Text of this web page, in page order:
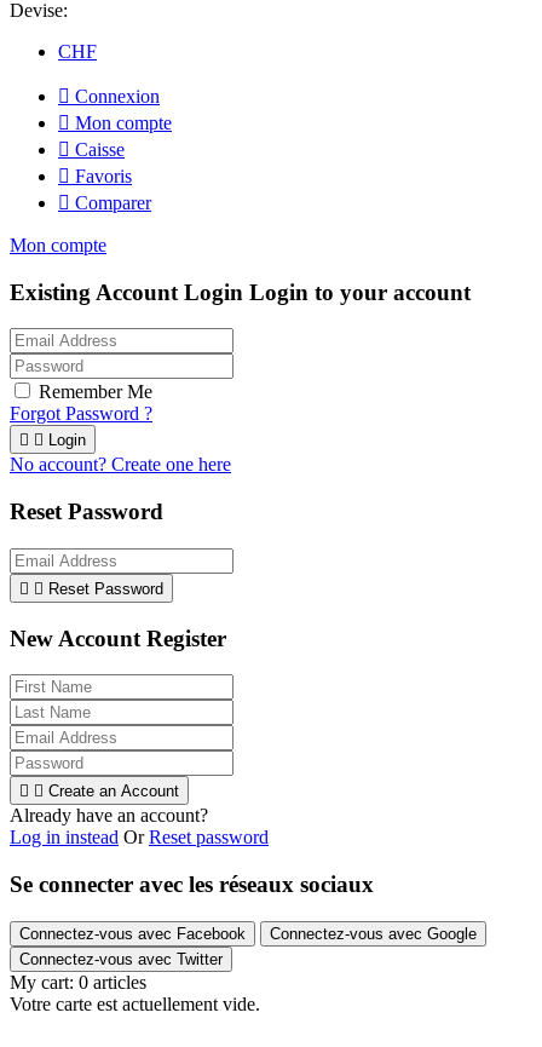
Devise:
CHF
 Connexion
 Mon compte
 Caisse
 Favoris
 Comparer
Mon compte
Existing Account Login Login to your account
Remember Me
Forgot Password ?
  Login
No account? Create one here
Reset Password
  Reset Password
New Account Register
  Create an Account
Already have an account?
Log in instead OrReset password
Se connecter avec les réseaux sociaux
Connectez-vous avec Facebook
Connectez-vous avec Google
Connectez-vous avec Twitter
My cart: 0 articles
Votre carte est actuellement vide.